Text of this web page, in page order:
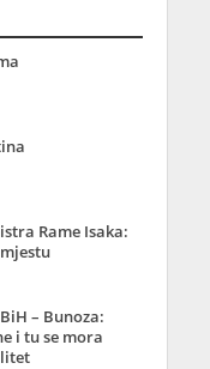
Rame Isaka:
– Bunoza:
i tu se mora